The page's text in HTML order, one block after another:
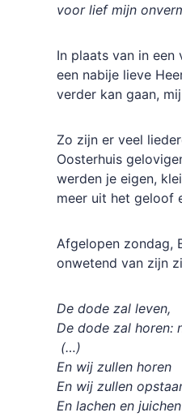
voor lief mijn
In plaats van in een
een nabije lieve
verder kan gaan,
Zo zijn er veel
Oosterhuis
werden je eigen,
meer uit het geloof
Afgelopen zondag,
onwetend van zijn
De dode zal leven,
De dode zal horen:
(…)
En wij zullen horen
En wij zullen
En lachen en